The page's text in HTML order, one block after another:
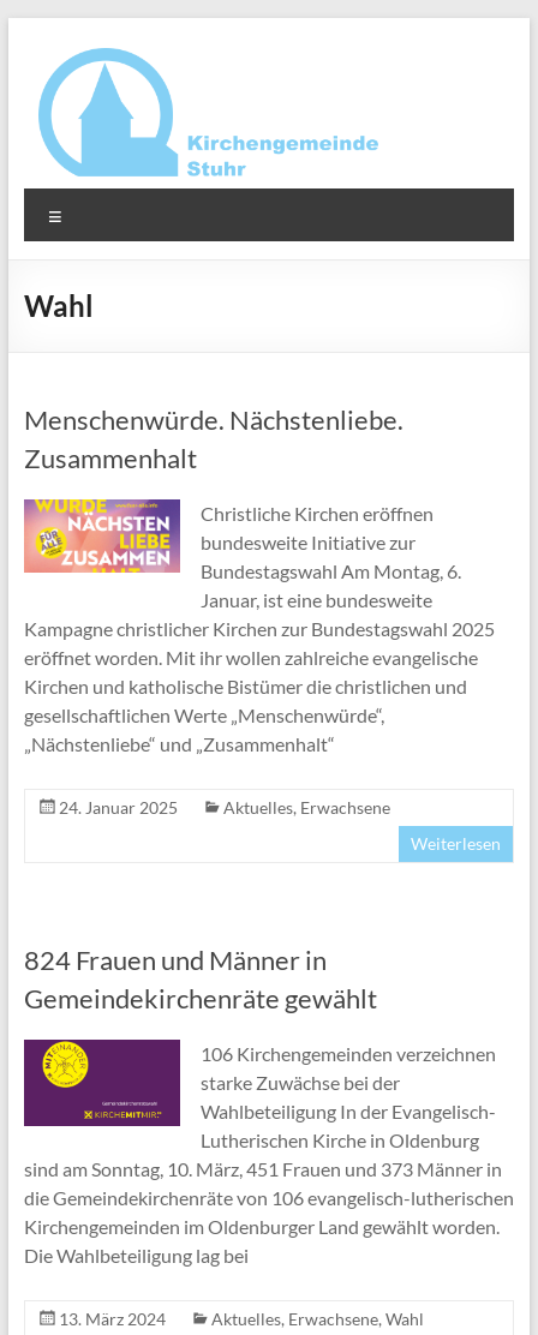
springen
Ev.-
luth.
Kirchengemeinde
Wahl
Menschenwürde. Nächstenliebe.
Zusammenhalt
Christliche Kirchen eröffnen
bundesweite Initiative zur
Bundestagswahl Am Montag, 6.
Januar, ist eine bundesweite
Kampagne christlicher Kirchen zur Bundestagswahl 2025
eröffnet worden. Mit ihr wollen zahlreiche evangelische
Kirchen und katholische Bistümer die christlichen und
gesellschaftlichen Werte „Menschenwürde“,
„Nächstenliebe“ und „Zusammenhalt“
24. Januar 2025 Aktuelles, Erwachsene
Weiterlesen
824 Frauen und Männer in
Gemeindekirchenräte gewählt
106 Kirchengemeinden verzeichnen
starke Zuwächse bei der
Wahlbeteiligung In der Evangelisch-
Lutherischen Kirche in Oldenburg
sind am Sonntag, 10. März, 451 Frauen und 373 Männer in
die Gemeindekirchenräte von 106 evangelisch-lutherischen
Kirchengemeinden im Oldenburger Land gewählt worden.
Die Wahlbeteiligung lag bei
13. März 2024 Aktuelles, Erwachsene, Wahl